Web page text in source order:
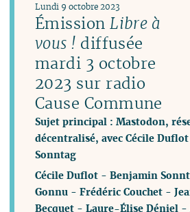
ÉmissionLibre à
vous ! diffusée
mardi 3 octobre
2023 sur radio
Cause Commune
Sujet principal : Mastodon,
décentralisé, avec Cécile
Sonntag
Lundi 9 octobre 2023
Cécile Duflot -Benjamin
Gonnu -Frédéric Couchet -
Becquet -Laure-Élise Déniel -